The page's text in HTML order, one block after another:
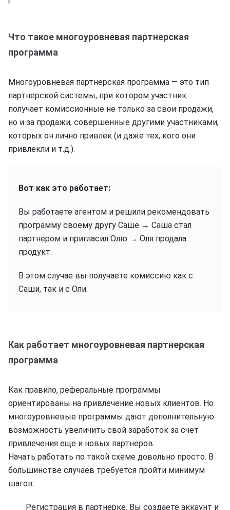
Что такое многоуровневая партнерская
программа
Многоуровневая партнерская программа — это тип
партнерской системы, при котором участник
получает комиссионные не только за свои продажи,
но и за продажи, совершенные другими участниками,
которых он лично привлек (и даже тех, кого они
привлекли и т.д.).
Вот как это работает:
Вы работаете агентом и решили рекомендовать
программу своему другу Саше → Саша стал
партнером и пригласил Олю → Оля продала
продукт.
В этом случае вы получаете комиссию как с
Саши, так и с Оли.
Как работает многоуровневая партнерская
программа
Как правило, реферальные программы
ориентированы на привлечение новых клиентов. Но
многоуровневые программы дают дополнительную
возможность увеличить свой заработок за счет
привлечения еще и новых партнеров.
Начать работать по такой схеме довольно просто. В
большинстве случаев требуется пройти минимум
шагов:
Регистрация в партнерке. Вы создаете аккаунт и